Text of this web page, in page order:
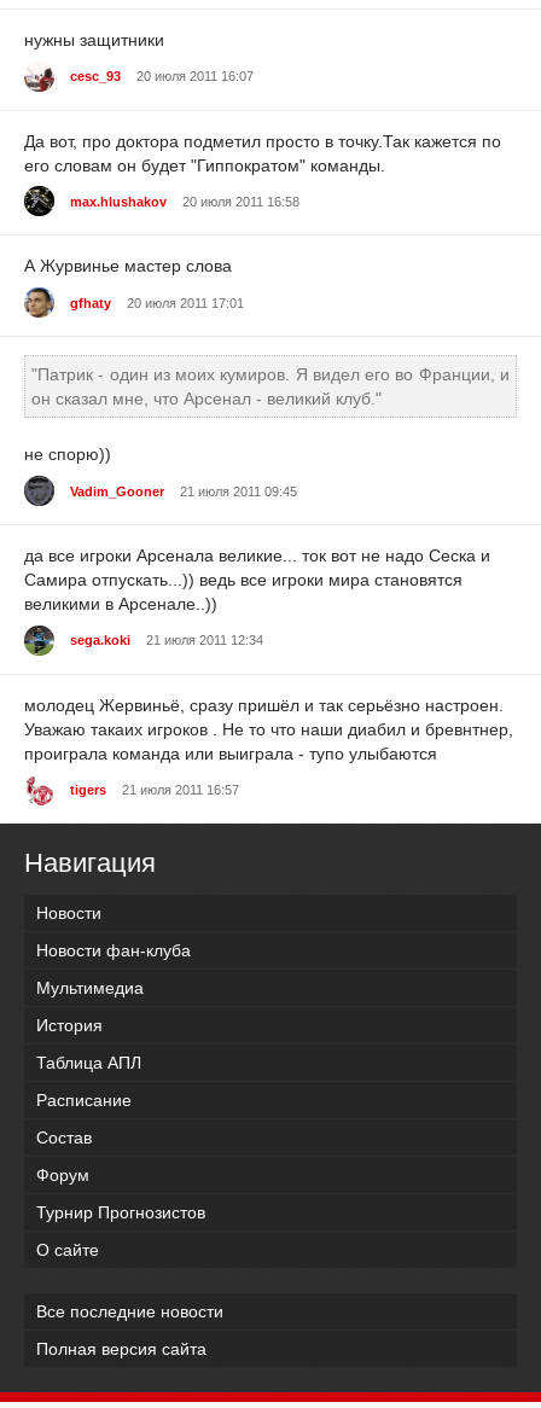
нужны защитники
cesc_93 20 июля 2011 16:07
Да вот, про доктора подметил просто в точку.Так кажется по
его словам он будет "Гиппократом" команды.
max.hlushakov 20 июля 2011 16:58
А Журвинье мастер слова
gfhaty 20 июля 2011 17:01
"Патрик - один из моих кумиров. Я видел его во Франции, и
он сказал мне, что Арсенал - великий клуб."
не спорю))
Vadim_Gooner 21 июля 2011 09:45
да все игроки Арсенала великие... ток вот не надо Сеска и
Самира отпускать...)) ведь все игроки мира становятся
великими в Арсенале..))
sega.koki 21 июля 2011 12:34
молодец Жервиньё, сразу пришёл и так серьёзно настроен.
Уважаю такаих игроков . Не то что наши диабил и бревнтнер,
проиграла команда или выиграла - тупо улыбаются
tigers 21 июля 2011 16:57
Навигация
Новости
Новости фан-клуба
Мультимедиа
История
Таблица АПЛ
Расписание
Состав
Форум
Турнир Прогнозистов
О сайте
Все последние новости
Полная версия сайта